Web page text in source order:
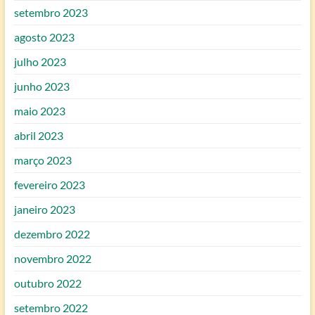
setembro 2023
agosto 2023
julho 2023
junho 2023
maio 2023
abril 2023
março 2023
fevereiro 2023
janeiro 2023
dezembro 2022
novembro 2022
outubro 2022
setembro 2022